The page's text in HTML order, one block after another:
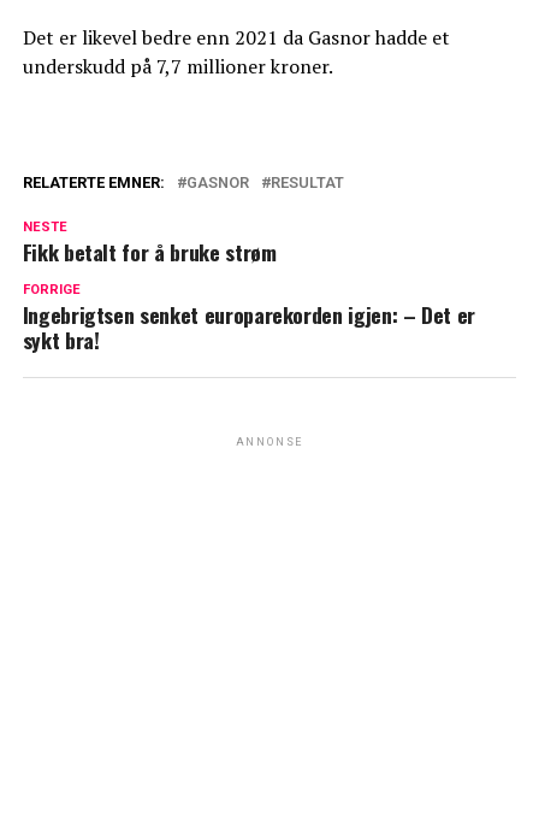
Det er likevel bedre enn 2021 da Gasnor hadde et
underskudd på 7,7 millioner kroner.
RELATERTE EMNER: GASNOR RESULTAT
NESTE
Fikk betalt for å bruke strøm
FORRIGE
Ingebrigtsen senket europarekorden igjen: – Det er
sykt bra!
ANNONSE